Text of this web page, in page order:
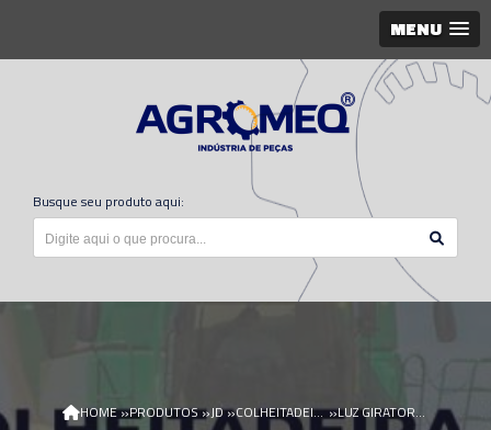
MENU
Busque seu produto aqui:
HOME»PRODUTOS»JD» COLHEITADEIRA JD » LUZ GIRATORIA JD AZ101891/AGR